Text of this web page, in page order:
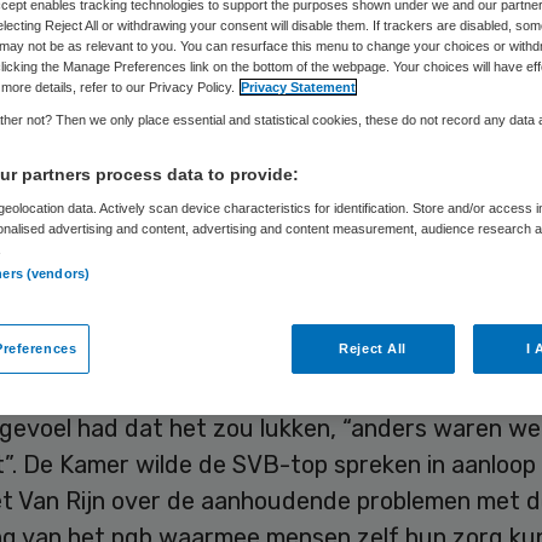
Skipr Redactie 28 mei 2015,11:06 99 keer gelezen
Verzekeringsbank (SVB) dacht echt dat het
van het persoonsgebonden budget (pgb)
De dienst voelde zich daarbij niet onder druk
Martin van Rijn (Volksgezondheid).
de voorzitter van de raad van bestuur
der Louw, lid van de Raad van Bestuur van de
had dat het zou lukken, “anders waren
De Kamer wilde de SVB-top spreken in aanloop
Van Rijn over de aanhoudende problemen met
enables tracking technologies to support the purposes shown under we and our
Reject All or withdrawing your consent will disable them. If trackers are disabled,
not be as relevant to you. You can resurface this menu to change your choices or
the Manage Preferences link on the bottom of the webpage. Your choices will have
details, refer to our Privacy Policy. Privacy Statement
not? Then we only place essential and statistical cookies, these do not record any data
partners process data to provide:
data. Actively scan device characteristics for identification. Store and/or access
advertising and content, advertising and content measurement, audience research
(vendors)
Reject All I